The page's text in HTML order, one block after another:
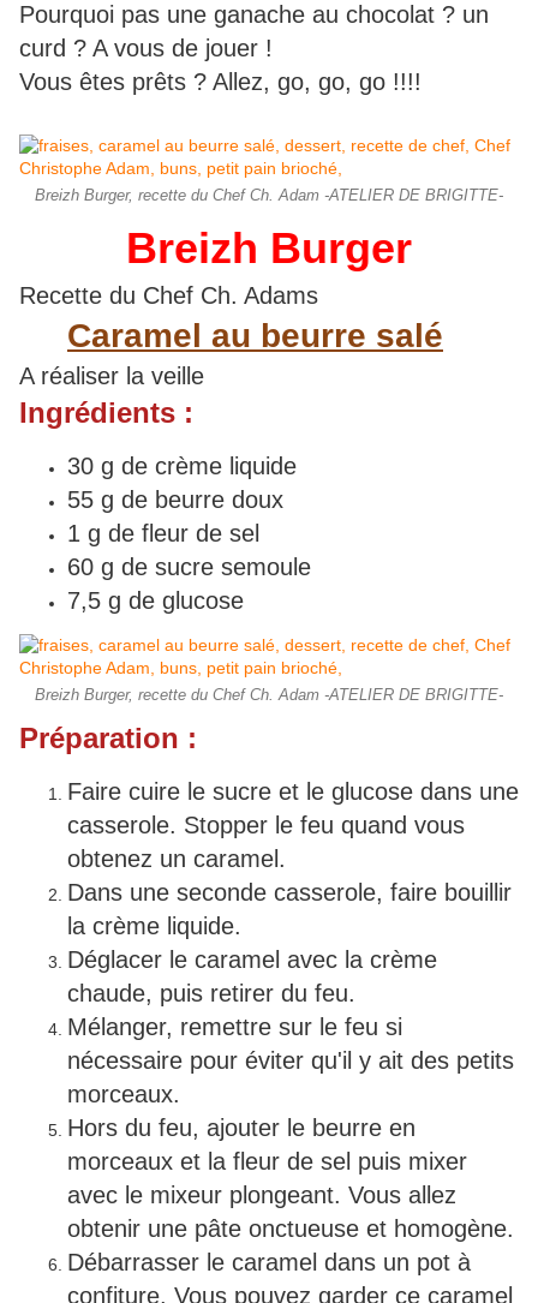
Pourquoi pas une ganache au chocolat ? un
curd ? A vous de jouer !
Vous êtes prêts ? Allez, go, go, go !!!!
Breizh Burger, recette du Chef Ch. Adam -ATELIER DE BRIGITTE-
Breizh Burger
Recette du Chef Ch. Adams
Caramel au beurre salé
A réaliser la veille
Ingrédients :
30 g de crème liquide
55 g de beurre doux
1 g de fleur de sel
60 g de sucre semoule
7,5 g de glucose
Breizh Burger, recette du Chef Ch. Adam -ATELIER DE BRIGITTE-
Préparation :
Faire cuire le sucre et le glucose dans une
casserole. Stopper le feu quand vous
obtenez un caramel.
Dans une seconde casserole, faire bouillir
la crème liquide.
Déglacer le caramel avec la crème
chaude, puis retirer du feu.
Mélanger, remettre sur le feu si
nécessaire pour éviter qu'il y ait des petits
morceaux.
Hors du feu, ajouter le beurre en
morceaux et la fleur de sel puis mixer
avec le mixeur plongeant. Vous allez
obtenir une pâte onctueuse et homogène.
Débarrasser le caramel dans un pot à
confiture. Vous pouvez garder ce caramel